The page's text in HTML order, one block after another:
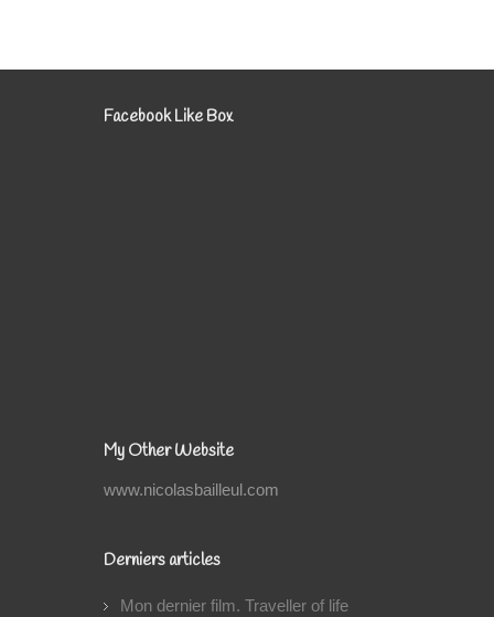
Facebook Like Box
My Other Website
www.nicolasbailleul.com
Derniers articles
Mon dernier film. Traveller of life